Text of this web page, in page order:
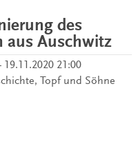
des
aus Auschwitz
19.11.2020 21:00
Topf und Söhne